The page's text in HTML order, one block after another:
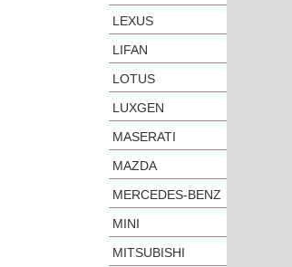
LEXUS
LIFAN
LOTUS
LUXGEN
MASERATI
MAZDA
MERCEDES-BENZ
MINI
MITSUBISHI